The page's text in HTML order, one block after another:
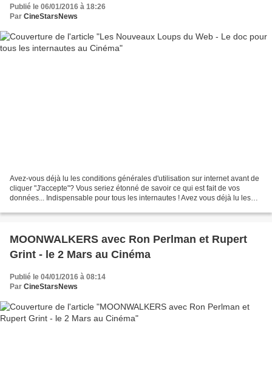
Publié le 06/01/2016 à 18:26
Par CineStarsNews
Avez-vous déjà lu les conditions générales d'utilisation sur internet avant de
cliquer "J'accepte"? Vous seriez étonné de savoir ce qui est fait de vos
données... Indispensable pour tous les internautes ! Avez vous déjà lu les
MOONWALKERS avec Ron Perlman et Rupert
Grint - le 2 Mars au Cinéma
Publié le 04/01/2016 à 08:14
Par CineStarsNews